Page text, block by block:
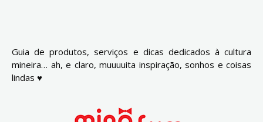
Guia de produtos, serviços e dicas dedicados à cultura
mineira… ah, e claro, muuuuita inspiração, sonhos e coisas
lindas ♥